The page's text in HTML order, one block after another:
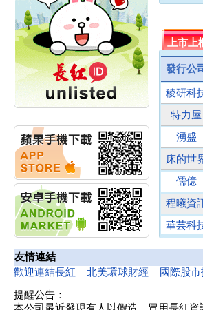
創新高 啟動興櫃轉上櫃
計畫
明緯企業:明緯永續科技
競賽 以電源驅動善的力
量
秀育企業:秀育SHO-U儲
能系統 獲國內首張CNS
認證
聯博投信:聯博00404A
從容擁抱台股主流
華旭先進:代重要子公司
碩通散熱股份有限公司
公告董事會通過發言人
及代理發
華旭先進:代重要子公司
碩通散熱股份有限公司
公告董事會決議發行員
工認股權
碩通散熱股份有限公司
公告董事會追認113年
華旭先進:代重要子公司
碩通散熱股份有限公司
台灣集保
馬上發
民間全民
鎧鉅科技
萬里遊
醫電鼎眾
三信商銀
菘凱科技
東盈光電
匯頂電腦
南美特科
台塑網科
捷揚光電
新德科技
諾瓦材料
上市上
發行公
稜研科
特力屋
湧盛
床的世
儒億
程曦資
華芸科
精華生
和亞智
友情連結
歡迎連結長紅
北美環球財經 國際股
提醒公告：